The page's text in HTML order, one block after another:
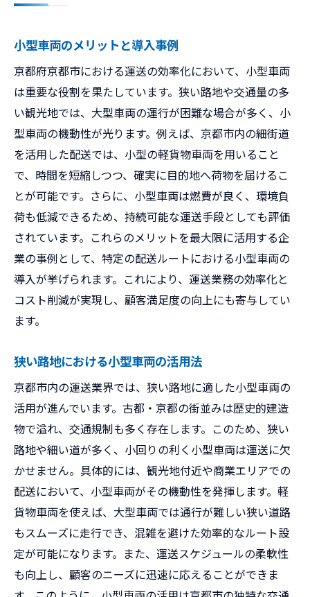
小型車両のメリットと導入事例
京都府京都市における運送の効率化において、小型車両
は重要な役割を果たしています。狭い路地や交通量の多
い観光地では、大型車両の運行が困難な場合が多く、小
型車両の機動性が光ります。例えば、京都市内の細街道
を活用した配送では、小型の軽貨物車両を用いること
で、時間を短縮しつつ、確実に目的地へ荷物を届けるこ
とが可能です。さらに、小型車両は燃費が良く、環境負
荷も低減できるため、持続可能な運送手段としても評価
されています。これらのメリットを最大限に活用する企
業の事例として、特定の配送ルートにおける小型車両の
導入が挙げられます。これにより、運送業務の効率化と
コスト削減が実現し、顧客満足度の向上にも寄与してい
ます。
狭い路地における小型車両の活用法
京都市内の運送業界では、狭い路地に適した小型車両の
活用が進んでいます。古都・京都の街並みは歴史的建造
物で溢れ、交通規制も多く存在します。このため、狭い
路地や細い道が多く、小回りの利く小型車両は運送に欠
かせません。具体的には、観光地付近や商業エリアでの
配送において、小型車両がその機動性を発揮します。軽
貨物車両を使えば、大型車両では通行が難しい狭い道路
もスムーズに走行でき、混雑を避けた効率的なルート設
定が可能になります。また、運送スケジュールの柔軟性
も向上し、顧客のニーズに迅速に応えることができま